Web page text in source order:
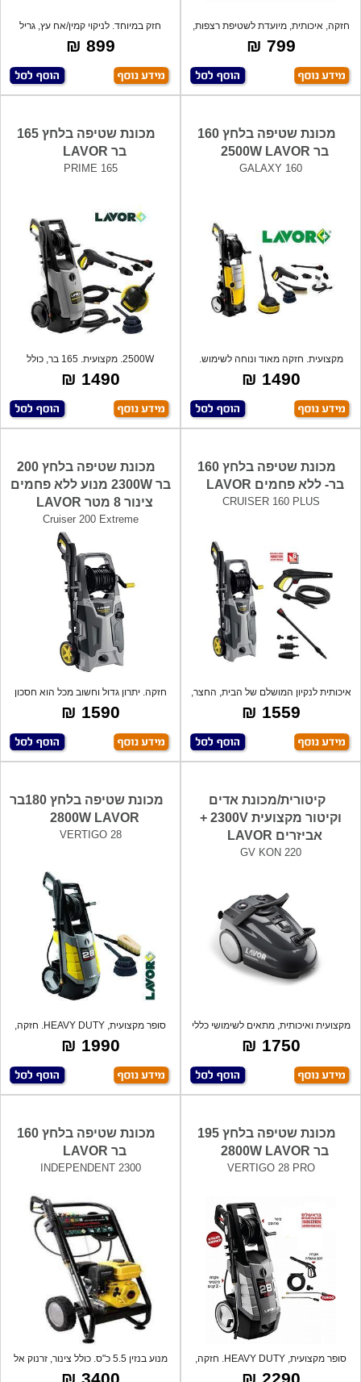
חזקה, איכותית, מיועדת לשטיפת רצפות,
משטח
799 ₪
חזק במיוחד. לניקוי קמין/אח עץ, גריל
פחמי
899 ₪
מכונת שטיפה בלחץ 160
בר 2500W LAVOR
GALAXY 160
מקצועית. חזקה מאוד ונוחה לשימוש.
כולל: ס
1490 ₪
מכונת שטיפה בלחץ 165
בר LAVOR
PRIME 165
2500W. מקצועית. 165 בר, כולל
אביזרים: אק
1490 ₪
מכונת שטיפה בלחץ 160
בר- ללא פחמים LAVOR
CRUISER 160 PLUS
איכותית לנקיון המושלם של הבית, החצר,
הרכ
1559 ₪
מכונת שטיפה בלחץ 200
בר 2300W מנוע ללא פחמים
צינור 8 מטר LAVOR
Cruiser 200 Extreme
חזקה. יתרון גדול וחשוב מכל הוא חסכון
עצו
1590 ₪
קיטורית/מכונת אדים
וקיטור מקצועית 2300V +
אביזרים LAVOR
GV KON 220
מקצועית ואיכותית, מתאים לשימושי כללי
ניק
1750 ₪
מכונת שטיפה בלחץ 180בר
2800W LAVOR
VERTIGO 28
סופר מקצועית, HEAVY DUTY. חזקה,
איכותית
1990 ₪
מכונת שטיפה בלחץ 195
בר 2800W LAVOR
VERTIGO 28 PRO
סופר מקצועית, HEAVY DUTY. חזקה,
איכותית
מכונת שטיפה בלחץ 160
בר LAVOR
INDEPENDENT 2300
מנוע בנזין 5.5 כ"ס. כולל צינור, זרנוק אל